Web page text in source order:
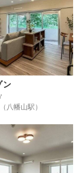
ン
（八幡山駅）